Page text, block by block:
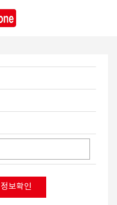
정보확인